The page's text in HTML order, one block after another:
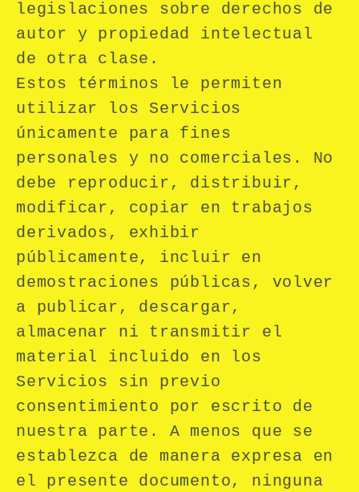
legislaciones sobre derechos de
autor y propiedad intelectual
de otra clase.
Estos términos le permiten
utilizar los Servicios
únicamente para fines
personales y no comerciales. No
debe reproducir, distribuir,
modificar, copiar en trabajos
derivados, exhibir
públicamente, incluir en
demostraciones públicas, volver
a publicar, descargar,
almacenar ni transmitir el
material incluido en los
Servicios sin previo
consentimiento por escrito de
nuestra parte. A menos que se
establezca de manera expresa en
el presente documento, ninguna